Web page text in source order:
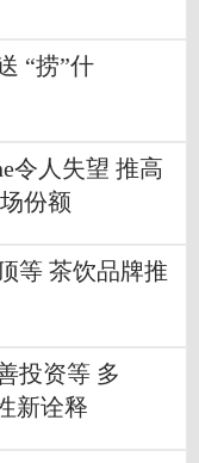
“捞”什
令人失望 推高
份额
等 茶饮品牌推
投资等 多
新诠释